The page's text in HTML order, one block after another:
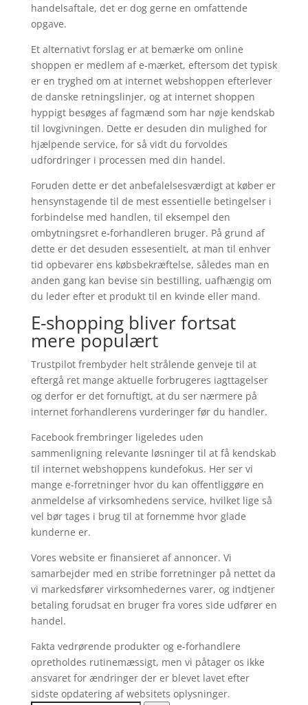
handelsaftale, det er dog gerne en omfattende
opgave.
Et alternativt forslag er at bemærke om online
shoppen er medlem af e-mærket, eftersom det typisk
er en tryghed om at internet webshoppen efterlever
de danske retningslinjer, og at internet shoppen
hyppigt besøges af fagmænd som har nøje kendskab
til lovgivningen. Dette er desuden din mulighed for
hjælpende service, for så vidt du forvoldes
udfordringer i processen med din handel.
Foruden dette er det anbefalelsesværdigt at køber er
hensynstagende til de mest essentielle betingelser i
forbindelse med handlen, til eksempel den
ombytningsret e-forhandleren bruger. På grund af
dette er det desuden essesentielt, at man til enhver
tid opbevarer ens købsbekræftelse, således man en
anden gang kan bevise sin bestilling, uafhængig om
du leder efter et produkt til en kvinde eller mand.
E-shopping bliver fortsat
mere populært
Trustpilot frembyder helt strålende genveje til at
eftergå ret mange aktuelle forbrugeres iagttagelser
og derfor er det fornuftigt, at du ser nærmere på
internet forhandlerens vurderinger før du handler.
Facebook frembringer ligeledes uden
sammenligning relevante løsninger til at få kendskab
til internet webshoppens kundefokus. Her ser vi
mange e-forretninger hvor du kan offentliggøre en
anmeldelse af virksomhedens service, hvilket lige så
vel bør tages i brug til at fornemme hvor glade
kunderne er.
Vores website er finansieret af annoncer. Vi
samarbejder med en stribe forretninger på nettet da
vi markedsfører virksomhedernes varer, og indtjener
betaling forudsat en bruger fra vores side udfører en
handel.
Fakta vedrørende produkter og e-forhandlere
opretholdes rutinemæssigt, men vi påtager os ikke
ansvaret for ændringer der er blevet lavet efter
sidste opdatering af websitets oplysninger.